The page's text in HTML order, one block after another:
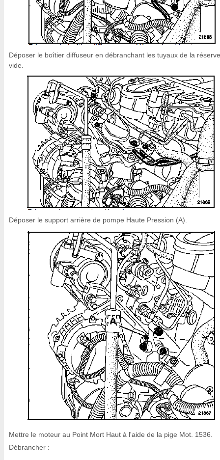
Déposer le boîtier diffuseur en débranchant les tuyaux de la
vide.
Déposer le support arrière de pompe Haute Pression (A).
Mettre le moteur au Point Mort Haut à l'aide de la pige Mot. 1536.
Débrancher :